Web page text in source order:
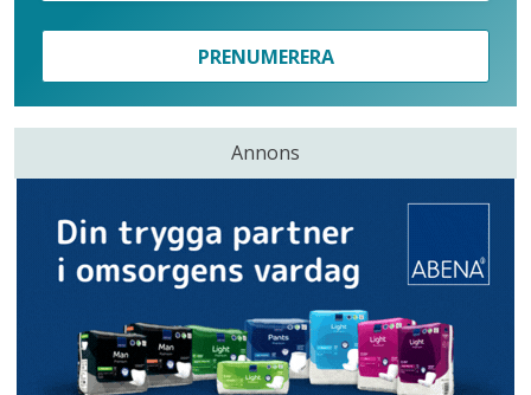
PRENUMERERA
Annons